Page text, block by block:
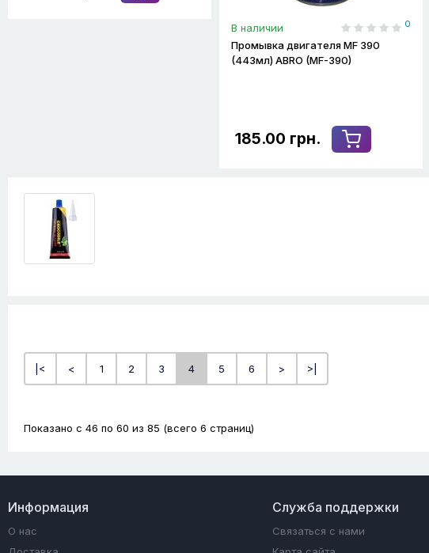
В наличии 0
Промывка двигателя MF 390
(443мл) ABRO (MF-390)
185.00 грн.
|< < 1 2 3 4 5 6 > >|
Показано с 46 по 60 из 85 (всего 6 страниц)
Информация
О нас
Служба поддержки
Связаться с нами